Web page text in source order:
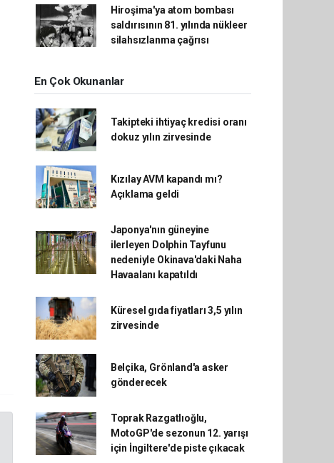
Hiroşima'ya atom bombası
saldırısının 81. yılında nükleer
silahsızlanma çağrısı
En Çok Okunanlar
Takipteki ihtiyaç kredisi oranı
dokuz yılın zirvesinde
Kızılay AVM kapandı mı?
Açıklama geldi
Japonya'nın güneyine
ilerleyen Dolphin Tayfunu
nedeniyle Okinava'daki Naha
Havaalanı kapatıldı
Küresel gıda fiyatları 3,5 yılın
zirvesinde
Belçika, Grönland'a asker
gönderecek
Toprak Razgatlıoğlu,
MotoGP'de sezonun 12. yarışı
için İngiltere'de piste çıkacak